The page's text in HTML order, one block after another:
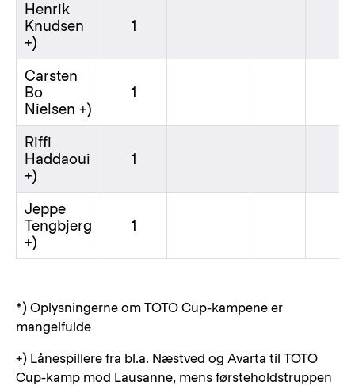
Henrik
Knudsen
+)
1
Carsten
Bo
Nielsen +)
1
Riffi
Haddaoui
+)
1
Jeppe
Tengbjerg
+)
1
*) Oplysningerne om TOTO Cup-kampene er
mangelfulde
+) Lånespillere fra bl.a. Næstved og Avarta til TOTO
Cup-kamp mod Lausanne, mens førsteholdstruppen